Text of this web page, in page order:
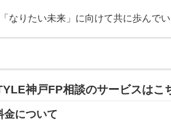
なりたい未来」に向けて共に歩んでい
神戸FP相談のサービスはこ
金について